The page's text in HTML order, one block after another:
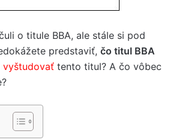
o titule BBA, ale stále si pod
predstaviť, čo titul BBA
vyštudovať tento titul? A čo vôbec